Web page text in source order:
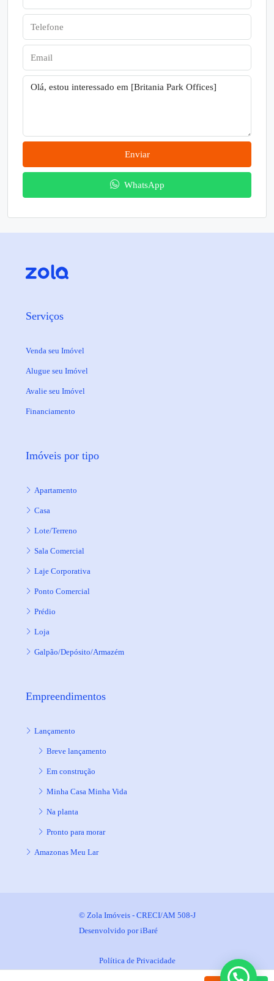
Enviar
WhatsApp
Serviços
Venda seu Imóvel
Alugue seu Imóvel
Avalie seu Imóvel
Financiamento
Imóveis por tipo
Apartamento
Casa
Lote/Terreno
Sala Comercial
Laje Corporativa
Ponto Comercial
Prédio
Loja
Galpão/Depósito/Armazém
Empreendimentos
Lançamento
Breve lançamento
Em construção
Minha Casa Minha Vida
Na planta
Pronto para morar
Amazonas Meu Lar
© Zola Imóveis - CRECI/AM 508-J
Desenvolvido poriBaré
Política de Privacidade